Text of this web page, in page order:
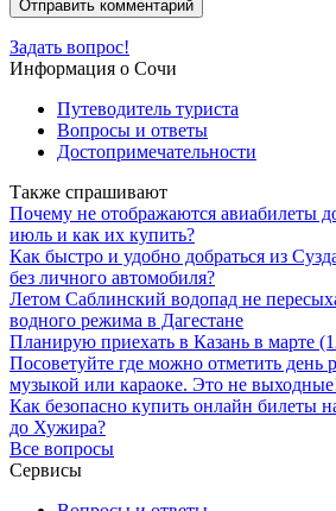
Задать вопрос!
Информация о Сочи
Путеводитель туриста
Вопросы и ответы
Достопримечательности
Также спрашивают
Почему не отображаются авиабилеты
июль и как их купить?
Как быстро и удобно добраться из
без личного автомобиля?
Летом Саблинский водопад не
водного режима в Дагестане
Планирую приехать в Казань в марте
Посоветуйте где можно отметить день
музыкой или караоке. Это не
Как безопасно купить онлайн билеты
до Хужира?
Все вопросы
Сервисы